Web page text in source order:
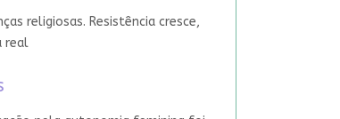
religiosas. Resistência cresce,
real